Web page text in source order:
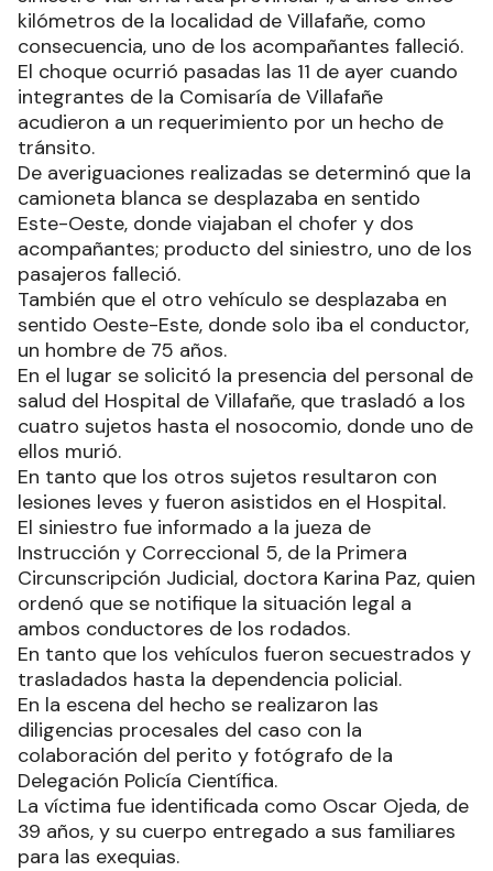
kilómetros de la localidad de Villafañe, como
consecuencia, uno de los acompañantes falleció.
El choque ocurrió pasadas las 11 de ayer cuando
integrantes de la Comisaría de Villafañe
acudieron a un requerimiento por un hecho de
tránsito.
De averiguaciones realizadas se determinó que la
camioneta blanca se desplazaba en sentido
Este-Oeste, donde viajaban el chofer y dos
acompañantes; producto del siniestro, uno de los
pasajeros falleció.
También que el otro vehículo se desplazaba en
sentido Oeste-Este, donde solo iba el conductor,
un hombre de 75 años.
En el lugar se solicitó la presencia del personal de
salud del Hospital de Villafañe, que trasladó a los
cuatro sujetos hasta el nosocomio, donde uno de
ellos murió.
En tanto que los otros sujetos resultaron con
lesiones leves y fueron asistidos en el Hospital.
El siniestro fue informado a la jueza de
Instrucción y Correccional 5, de la Primera
Circunscripción Judicial, doctora Karina Paz, quien
ordenó que se notifique la situación legal a
ambos conductores de los rodados.
En tanto que los vehículos fueron secuestrados y
trasladados hasta la dependencia policial.
En la escena del hecho se realizaron las
diligencias procesales del caso con la
colaboración del perito y fotógrafo de la
Delegación Policía Científica.
La víctima fue identificada como Oscar Ojeda, de
39 años, y su cuerpo entregado a sus familiares
para las exequias.